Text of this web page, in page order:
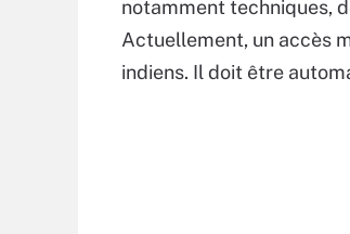
notamment techniques,
Actuellement, un accès
indiens. Il doit être